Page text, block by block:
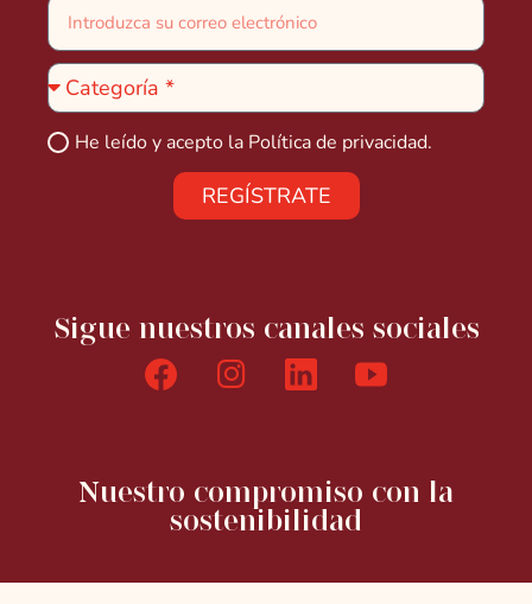
He leído y acepto la Política de privacidad.
REGÍSTRATE
Sigue nuestros canales sociales
Nuestro compromiso con la
sostenibilidad